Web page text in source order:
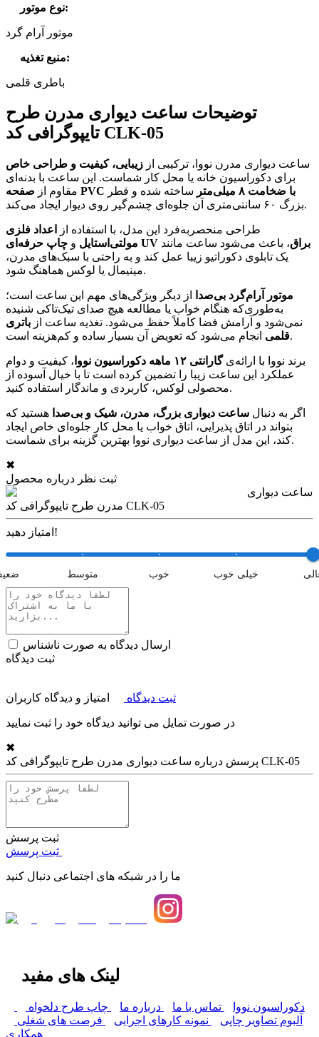
نوع موتور:
موتور آرام گرد
منبع تغذیه:
باطری قلمی
توضیحات ساعت دیواری مدرن طرح
تایپوگرافی کد CLK-05
ساعت دیواری مدرن نووا، ترکیبی از زیبایی، کیفیت و طراحی خاص
برای دکوراسیون خانه یا محل کار شماست. این ساعت با بدنه‌ای
مقاوم از
صفحه PVC با ضخامت ۸ میلی‌متر
ساخته شده و قطر
بزرگ ۶۰ سانتی‌متری آن جلوه‌ای چشم‌گیر روی دیوار ایجاد می‌کند.
طراحی منحصربه‌فرد این مدل، با استفاده از
اعداد فلزی
مولتی‌استایل و چاپ حرفه‌ای UV براق، باعث می‌شود ساعت مانند
یک تابلوی دکوراتیو زیبا عمل کند و به راحتی با سبک‌های مدرن،
مینیمال یا لوکس هماهنگ شود.
موتور آرام‌گرد بی‌صدا
از دیگر ویژگی‌های مهم این ساعت است؛
به‌طوری‌که هنگام خواب یا مطالعه هیچ صدای تیک‌تاکی شنیده
نمی‌شود و آرامش فضا کاملاً حفظ می‌شود. تغذیه ساعت از باتری
قلمیانجام می‌شود که تعویض آن بسیار ساده و کم‌هزینه است.
برند نووا با ارائه‌یگارانتی ۱۲ ماهه دکوراسیون نووا
، کیفیت و دوام
عملکرد این ساعت زیبا را تضمین کرده است تا با خیال آسوده از
محصولی لوکس، کاربردی و ماندگار استفاده کنید.
اگر به دنبال ساعت دیواری بزرگ، مدرن، شیک و بی‌صدا هستید که
بتواند در اتاق پذیرایی، اتاق خواب یا محل کار جلوه‌ای خاص ایجاد
کند، این مدل از ساعت دیواری نووا بهترین گزینه برای شماست.
✖
ثبت نظر درباره محصول
ساعت دیواری
مدرن طرح تایپوگرافی کد CLK-05
امتیاز دهید!
متوسط خوب خیلی خوب
ارسال دیدگاه به صورت ناشناس
ثبت دیدگاه
ثبت دیدگاه امتیاز و دیدگاه کاربران
در صورت تمایل می توانید دیدگاه خود را ثبت نمایید
✖
پرسش درباره ساعت دیواری مدرن طرح تایپوگرافی کد CLK-05
ثبت پرسش
ما را در شبکه های اجتماعی دنبال کنید
لینک های مفید
دکوراسیون نووا تماس با ما درباره ما
چاپ طرح دلخواه
آلبوم تصاویر چاپی
نمونه کارهای اجرایی
فرصت های شغلی
همکاری